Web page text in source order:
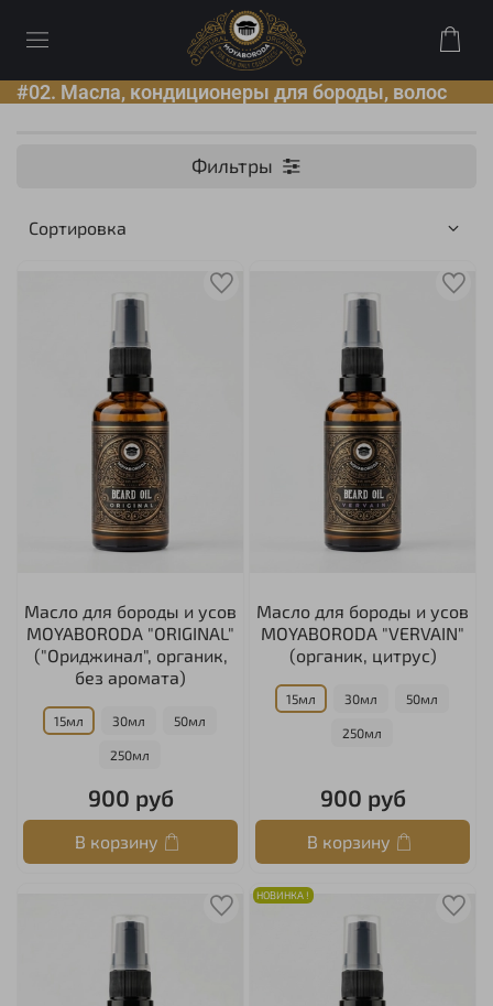
#02. Масла, кондиционеры для бороды, волос
Фильтры
Масло для бороды и усов
MOYABORODA "ORIGINAL"
("Ориджинал", органик,
без аромата)
15мл 30мл 50мл
250мл
900 руб
В корзину
Масло для бороды и усов
MOYABORODA "VERVAIN"
(органик, цитрус)
15мл 30мл 50мл
250мл
900 руб
В корзину
НОВИНКА !